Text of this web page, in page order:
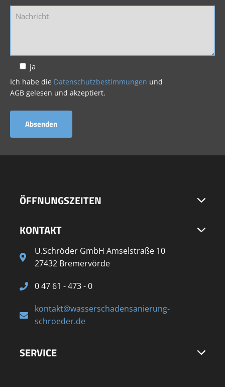
ja
Ich habe die Datenschutzbestimmungen und
AGB gelesen und akzeptiert.
ÖFFNUNGSZEITEN
KONTAKT
U.Schröder GmbH Amselstraße 10
27432 Bremervörde
0 47 61 - 473 - 0
kontakt@wasserschadensanierung-
schroeder.de
SERVICE